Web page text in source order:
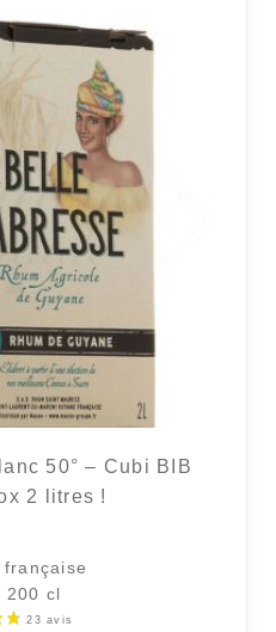
50° – Cubi BIB
2 litres !
200 cl